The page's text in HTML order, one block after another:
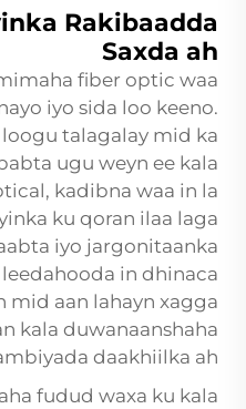
Rakibaadda
Saxda ah
fiber optic waa
iyo sida loo keeno.
talagalay mid ka
ugu weyn ee kala
kadibna waa in la
ku qoran ilaa laga
iyo jargonitaanka
in dhinaca
mid aan lahayn xagga
kala duwanaanshaha
daakhiilka ah.
fudud waxa ku kala